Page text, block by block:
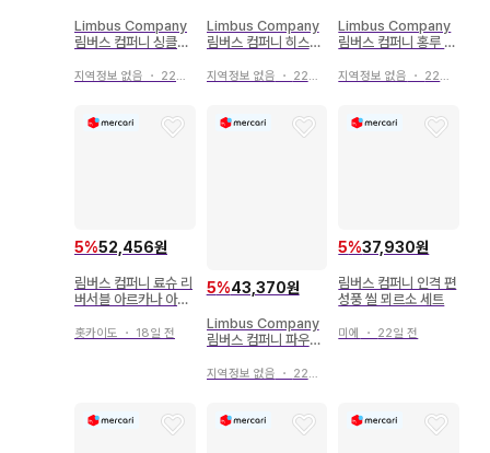
Limbus Company
림버스 컴퍼니 싱클레
지역정보 없음 ・ 22일 전
Limbus Company
림버스 컴퍼니 히스클
지역정보 없음 ・ 22일 전
Limbus Company
림버스 컴퍼니 홍루 아
지역정보 없음 ・ 22일 전
5%52,456원
림버스 컴퍼니 료슈 리
버서블 아르카나 아크
홋카이도 ・ 18일 전
5%43,370원
Limbus Company
림버스 컴퍼니 파우스
지역정보 없음 ・ 22일 전
5%37,930원
림버스 컴퍼니 인격 편
성풍 씰 뫼르소 세트
미에 ・ 22일 전